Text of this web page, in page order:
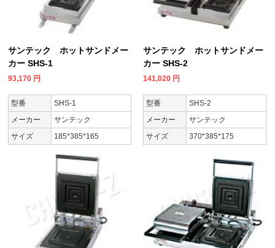
サンテック ホットサンドメー
カー SHS-1
93,170 円
型番
SHS-1
メーカー
サンテック
サイズ
185*385*165
サンテック ホットサンドメー
カー SHS-2
141,020 円
型番
SHS-2
メーカー
サンテック
サイズ
370*385*175